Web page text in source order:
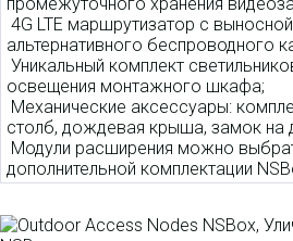
промежуточного хранения
4G LTE маршрутизатор с
альтернативного беспроводного
Уникальный комплект
освещения монтажного шкафа;
Механические аксессуары:
столб, дождевая крыша, замок на
Модули расширения можно
дополнительной комплектации